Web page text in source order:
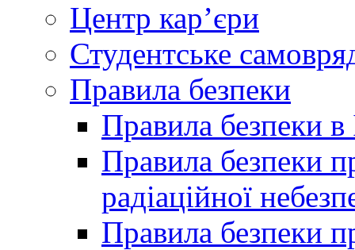
Центр кар’єри
Студентське
Правила безпеки
Правила безпеки в
Правила безпеки
радіаційної
Правила безпеки